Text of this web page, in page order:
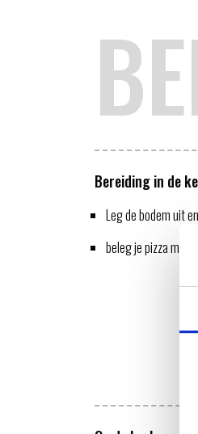
Bereiding in de
Leg de bodem uit
beleg je pizza met